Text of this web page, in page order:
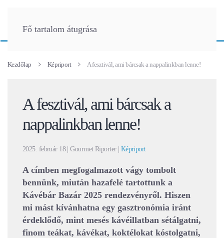
Fő tartalom átugrása
Kezdőlap Képriport A fesztivál, ami bárcsak a nappalinkban lenne!
A fesztivál, ami bárcsak a
nappalinkban lenne!
2025. február 18| Gourmet Riporter | Képriport
A címben megfogalmazott vágy tombolt
bennünk, miután hazafelé tartottunk a
Kávébár Bazár 2025 rendezvényről. Hiszen
mi mást kívánhatna egy gasztronómia iránt
érdeklődő, mint mesés kávéillatban sétálgatni,
finom teákat, kávékat, koktélokat kóstolgatni,